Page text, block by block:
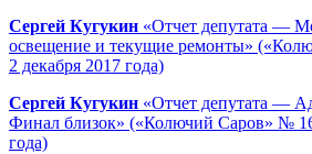
Сергей Кугукин «Отчет депутата —
освещение и текущие ремонты»
2 декабря 2017 года)
Сергей Кугукин «Отчет депутата —
Финал близок» («Колючий Саров» №
года)